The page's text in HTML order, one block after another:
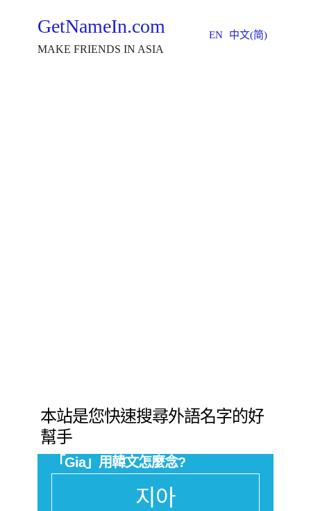
GetNameIn.com
MAKE FRIENDS IN ASIA
EN 中文(简)
本站是您快速搜尋外語名字的好
幫手
「Gia」用韓文怎麼念?
지아